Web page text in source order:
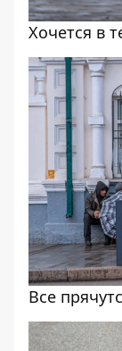
Хочется в
Все